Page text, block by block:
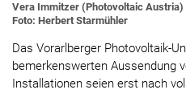
Vera Immitzer (Photovoltaic Austria)
Foto: Herbert Starmühler
Das Vorarlberger Photovoltaik-
bemerkenswerten Aussendung
Installationen seien erst nach